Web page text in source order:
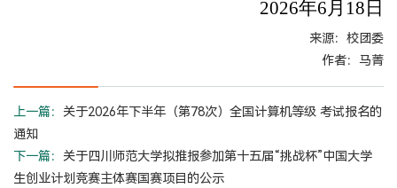
2026年6月 18 日
来源：校团委
作者：马菁
上一篇： 关于2026年下半年（第78次）全国计算机等级 考试报名的
通知
下一篇： 关于四川师范大学拟推报参加第十五届“挑战杯”中国大学
生创业计划竞赛主体赛国赛项目的公示